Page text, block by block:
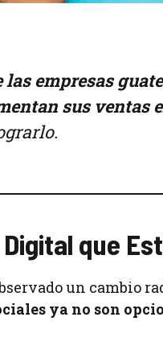
las empresas
sus ventas
que
un cambio
ya no son